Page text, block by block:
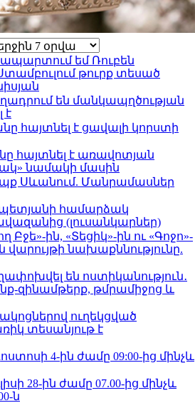
եմ Ռուբեն
թուրք տեսած
են մանկապղծության
է
հայտնել է ցավալի կորստի
հայտնել է առավոտյան
նամակի մասին
Սևանում. Մանրամասներ
համարձակ
(լուսանկարներ)
Բջե»-ին, «Տեցիկ»-ին ու «Գոջո»-
վարույթի նախաքննությունը.
են ոստիկանություն․
զինամթերք, թմրամիջոց և
ուղեկցված
տեսանյութ է
4-ին ժամը 09:00-ից մինչև
28-ին ժամը 07.00-ից մինչև
ն